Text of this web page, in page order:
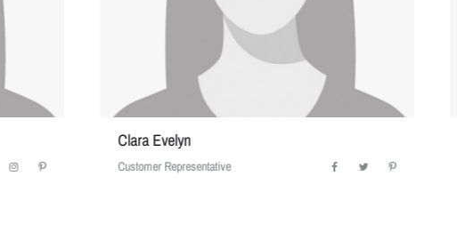
Clara Evelyn
Customer Representative